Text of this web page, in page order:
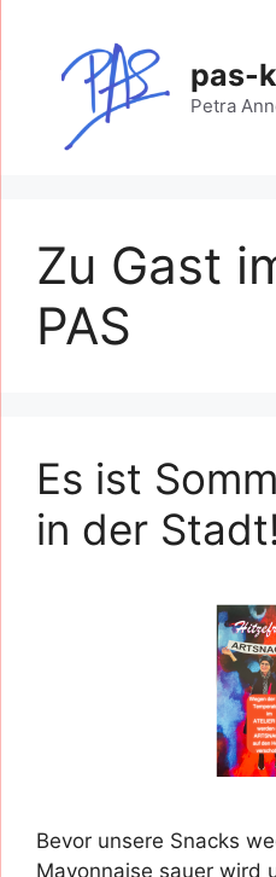
springen
pas-
Petra
Zu Gast
PAS
Es ist
in der Stadt!
Bevor unsere Snacks
Mayonnaise sauer wird